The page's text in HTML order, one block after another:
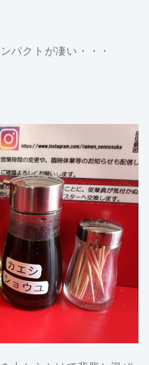
パクトが凄い・・・